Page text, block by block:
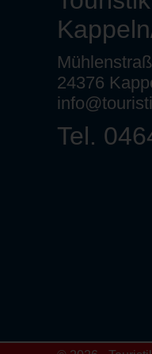
24376
Tel.